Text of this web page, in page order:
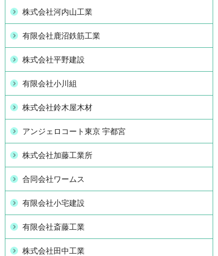
株式会社河内山工業
有限会社鹿沼鉄筋工業
株式会社平野建設
有限会社小川組
株式会社鈴木屋木材
アンジェロコート東京 宇都宮
株式会社加藤工業所
合同会社ワームス
有限会社小宅建設
有限会社斎藤工業
株式会社田中工業